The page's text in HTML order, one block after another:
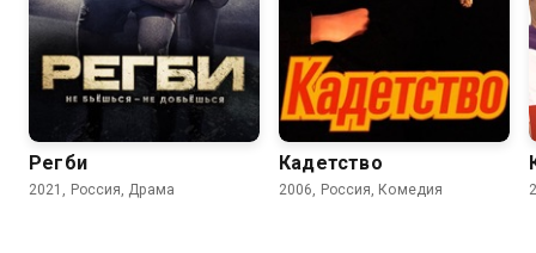
8.3 7.7
Регби
2021, Россия, Драма
6.4 4.7
Кадетство
2006, Россия, Комедия